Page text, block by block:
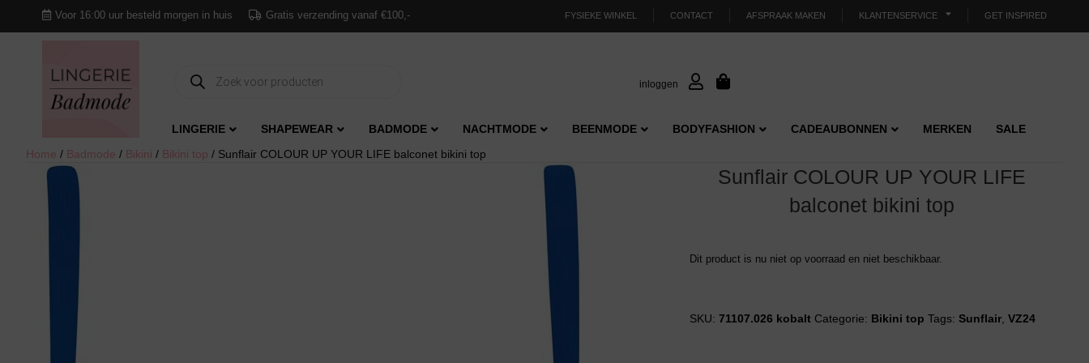
Voor 16:00 uur besteld morgen in huis Gratis verzending vanaf €100,- FYSIEKE WINKEL CONTACT AFSPRAAK MAKEN KLANTENSERVICE GET INSPIRED
Producten
zoeken
inloggen
LINGERIE SHAPEWEAR BADMODE NACHTMODE BEENMODE BODYFASHION CADEAUBONNEN MERKEN
SALE
Home / Badmode / Bikini / Bikini top / Sunflair COLOUR UP YOUR LIFE balconet bikini top
Sunflair COLOUR UP YOUR LIFE
balconet bikini top
Dit product is nu niet op voorraad en niet beschikbaar.
SKU:71107.026 kobalt Categorie: Bikini top Tags:Sunflair ,VZ24